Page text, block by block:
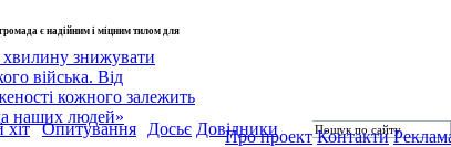
є надійним і міцним тилом для
знижувати
війська. Від
кожного залежить
наших людей»
Про проект Контакти
хіт Опитування Досьє Довідники